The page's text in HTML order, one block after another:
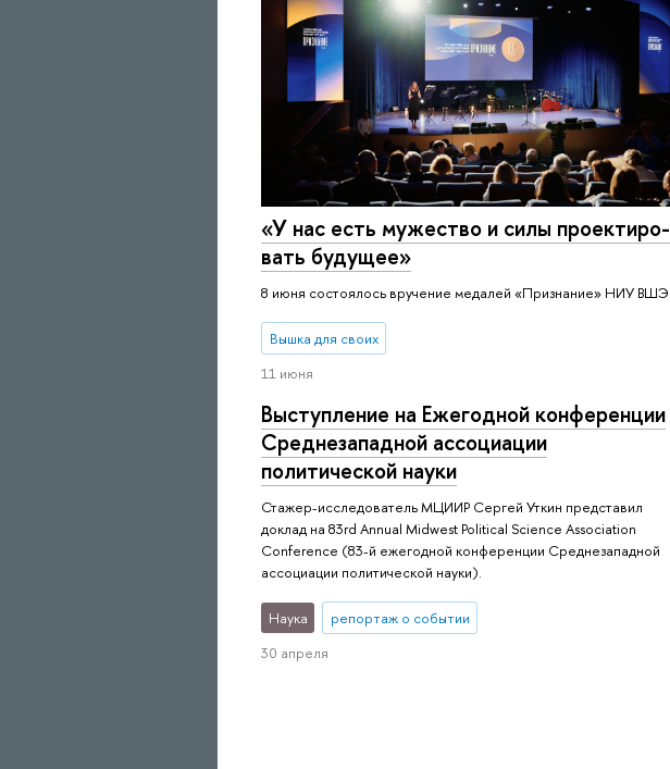
«У нас есть мужество и силы про­ек­ти­ро­
вать будущее»
8 июня состоялось вручение медалей «Признание» НИУ ВШЭ
Вышка для своих
11 июня
Выступление на Ежегодной конференции
Среднезападной ассоциации
политической науки
Стажер-исследователь МЦИИР Сергей Уткин представил
доклад на 83rd Annual Midwest Political Science Association
Conference (83-й ежегодной конференции Среднезападной
ассоциации политической науки).
Наука
репортаж о событии
30 апреля